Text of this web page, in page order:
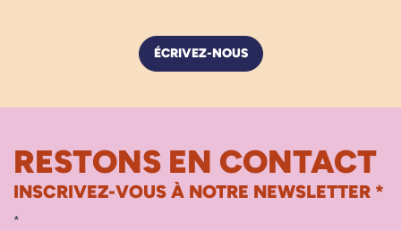
ÉCRIVEZ-NOUS
RESTONS EN CONTACT
INSCRIVEZ-VOUS À NOTRE NEWSLETTER *
*